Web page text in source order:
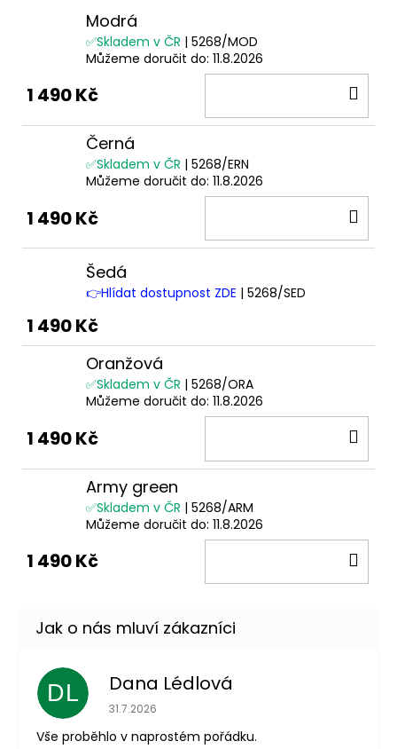
Modrá
✅Skladem v ČR | 5268/MOD
Můžeme doručit do: 11.8.2026
1 490 Kč
Černá
✅Skladem v ČR | 5268/ERN
Můžeme doručit do: 11.8.2026
1 490 Kč
Šedá
👉Hlídat dostupnost ZDE | 5268/SED
1 490 Kč
Oranžová
✅Skladem v ČR | 5268/ORA
Můžeme doručit do: 11.8.2026
1 490 Kč
Army green
✅Skladem v ČR | 5268/ARM
Můžeme doručit do: 11.8.2026
1 490 Kč
DL Dana Lédlová
Hodnocení obchodu je 5 z 5 hvězdiček.
31.7.2026
Vše proběhlo v naprostém pořádku.